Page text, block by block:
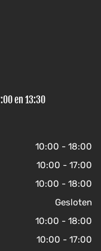
en 13:30
10:00 - 18:00
10:00 - 17:00
10:00 - 18:00
Gesloten
10:00 - 18:00
10:00 - 17:00